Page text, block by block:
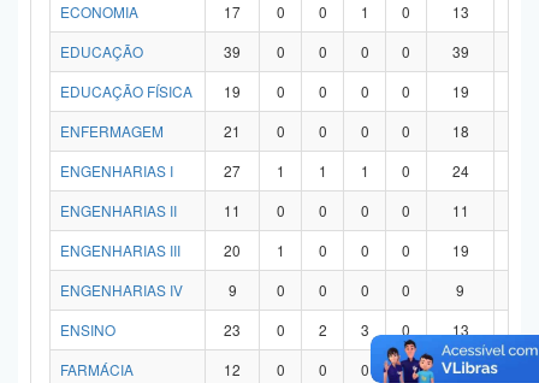
ECONOMIA
17 0 0 1 0 13
EDUCAÇÃO
39 0 0 0 0 39
EDUCAÇÃO FÍSICA
19 0 0 0 0 19
ENFERMAGEM
21 0 0 0 0 18
ENGENHARIAS I
27 1 1 1 0 24
ENGENHARIAS II
11 0 0 0 0 11
ENGENHARIAS III
20 1 0 0 0 19
ENGENHARIAS IV
9 0 0 0 0 9
ENSINO
23 0 2 3 0 13
FARMÁCIA
12 0 0 0 0 12